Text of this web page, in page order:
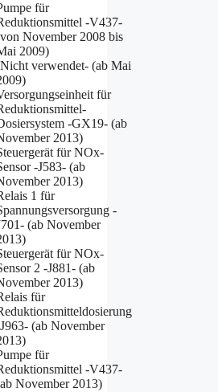
für
-V437-
November 2008 bis
2009)
verwendet- (ab Mai
für
-GX19- (ab
2013)
für NOx-
-J583- (ab
2013)
1 für
-
(ab November
für NOx-
2 -J881- (ab
2013)
für
(ab November
für
-V437-
November 2013)